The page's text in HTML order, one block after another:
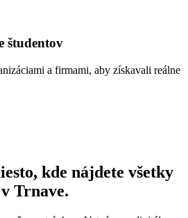
študentov
a firmami, aby získavali reálne
kde nájdete všetky
Trnave.